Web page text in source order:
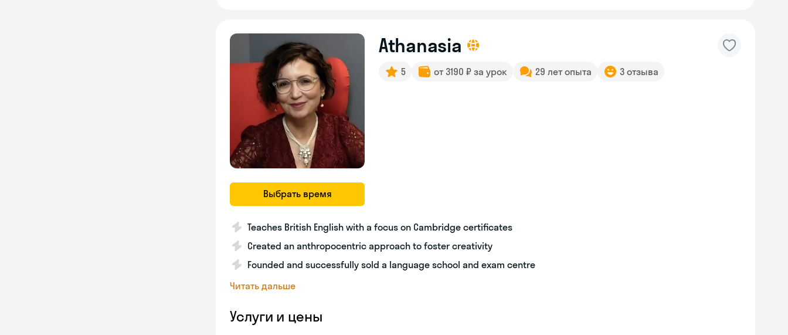
Выбрать время
Athanasia
5 от 3190 ₽ за урок 29 лет опыта 3 отзыва
Teaches British English with a focus on Cambridge certificates
Created an anthropocentric approach to foster creativity
Founded and successfully sold a language school and exam centre
Читать дальше
Услуги и цены